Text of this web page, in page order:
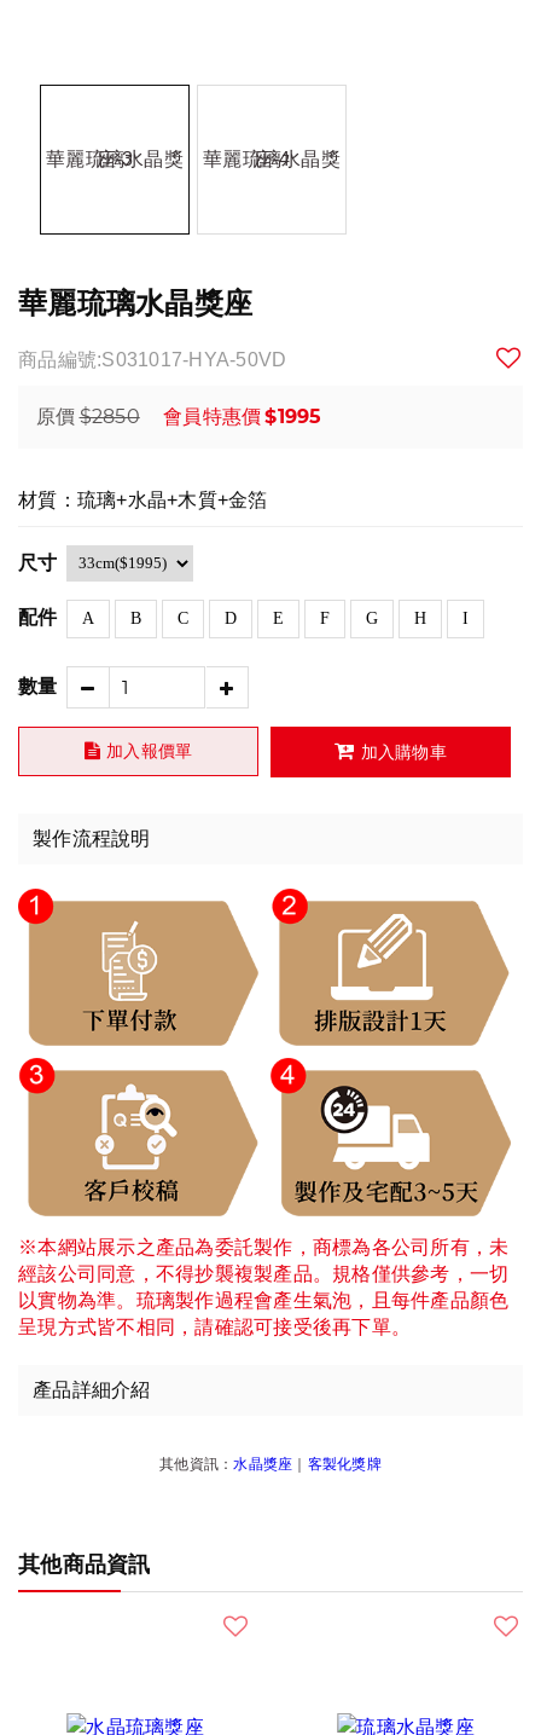
華麗琉璃水晶獎座
商品編號:S031017-HYA-50VD
原價 $2850 會員特惠價$1995
材質：琉璃+水晶+木質+金箔
尺寸
配件 A B C D E F G H I
數量
加入報價單 加入購物車
製作流程說明
※本網站展示之產品為委託製作，商標為各公司所有，未
經該公司同意，不得抄襲複製產品。規格僅供參考，一切
以實物為準。琉璃製作過程會產生氣泡，且每件產品顏色
呈現方式皆不相同，請確認可接受後再下單。
產品詳細介紹
其他資訊：水晶獎座 客製化獎牌
其他商品資訊